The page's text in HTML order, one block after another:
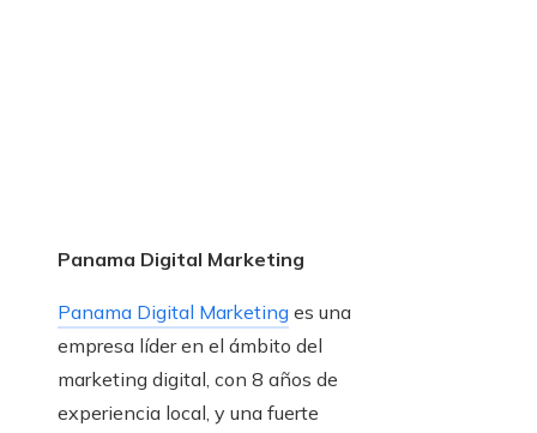
Panama Digital Marketing
Panama Digital Marketing es una
empresa líder en el ámbito del
marketing digital, con 8 años de
experiencia local, y una fuerte